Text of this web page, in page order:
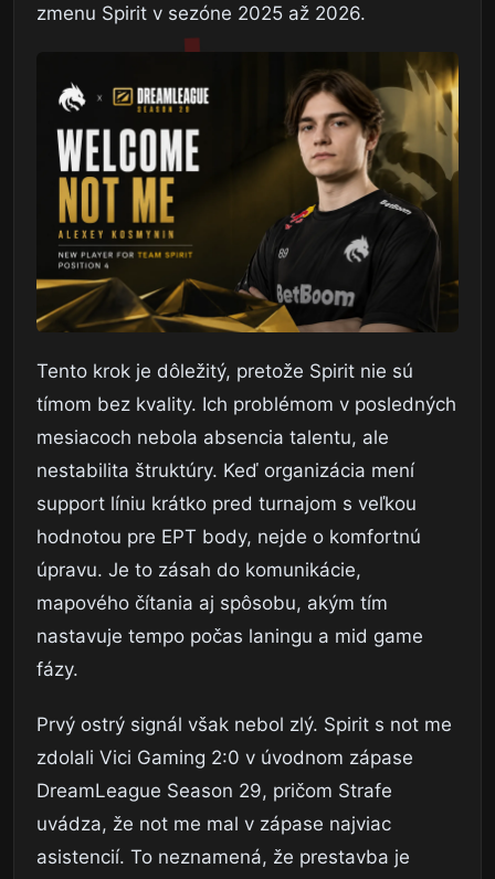
zmenu Spirit v sezóne 2025 až 2026.
Tento krok je dôležitý, pretože Spirit nie sú
tímom bez kvality. Ich problémom v posledných
mesiacoch nebola absencia talentu, ale
nestabilita štruktúry. Keď organizácia mení
support líniu krátko pred turnajom s veľkou
hodnotou pre EPT body, nejde o komfortnú
úpravu. Je to zásah do komunikácie,
mapového čítania aj spôsobu, akým tím
nastavuje tempo počas laningu a mid game
fázy.
Prvý ostrý signál však nebol zlý. Spirit s not me
zdolali Vici Gaming 2:0 v úvodnom zápase
DreamLeague Season 29, pričom Strafe
uvádza, že not me mal v zápase najviac
asistencií. To neznamená, že prestavba je